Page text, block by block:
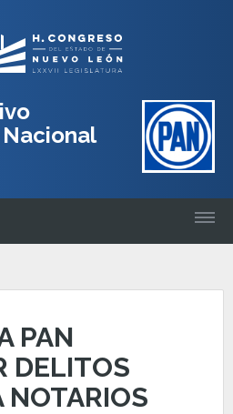
PAN
DELITOS
NOTARIOS